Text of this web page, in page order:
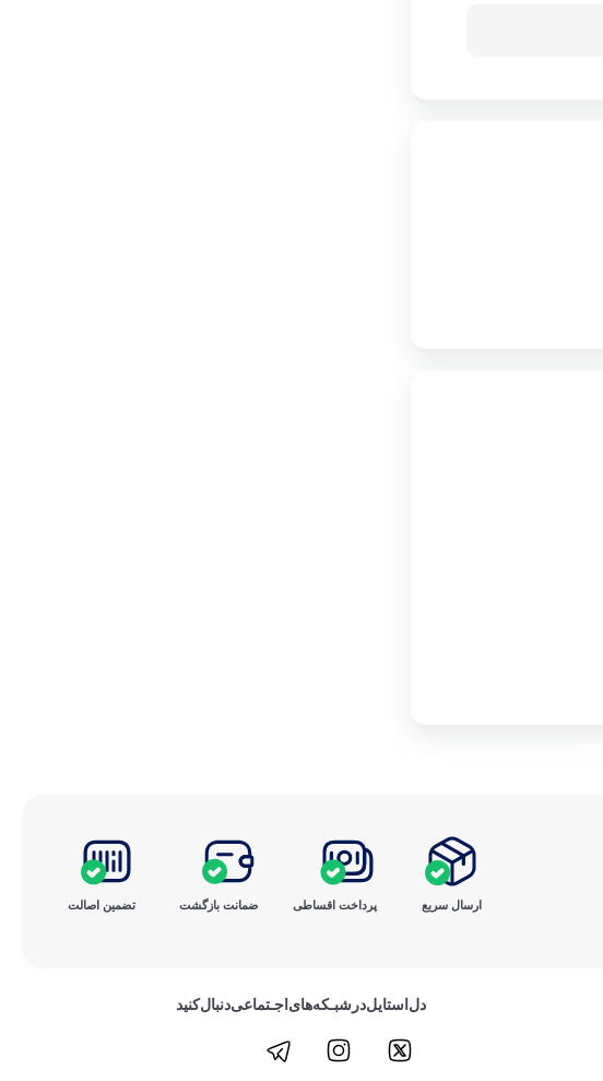
ارسال سریع پرداخت ‌اقساطی ضمانت بازگشت تضمین اصالت
دل‌استایل‌در‌‌شبـکه‌های‌اجـتماعی‌دنبال‌کنید